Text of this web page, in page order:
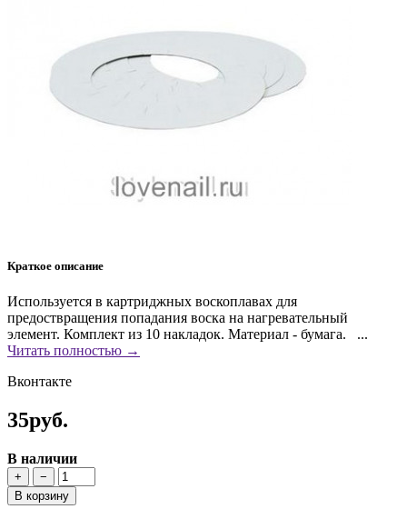
Краткое описание
Используется в картриджных воскоплавах для
предоствращения попадания воска на нагревательный
элемент. Комплект из 10 накладок. Материал - бумага. ...
Читать полностью →
Вконтакте
35руб.
В наличии
+
−
В корзину